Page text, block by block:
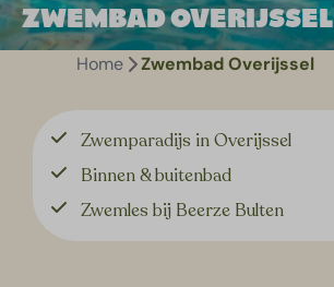
ZWEMBAD OVERIJSSEL
Home Zwembad Overijssel
Zwemparadijs in Overijssel
Binnen & buitenbad
Zwemles bij Beerze Bulten